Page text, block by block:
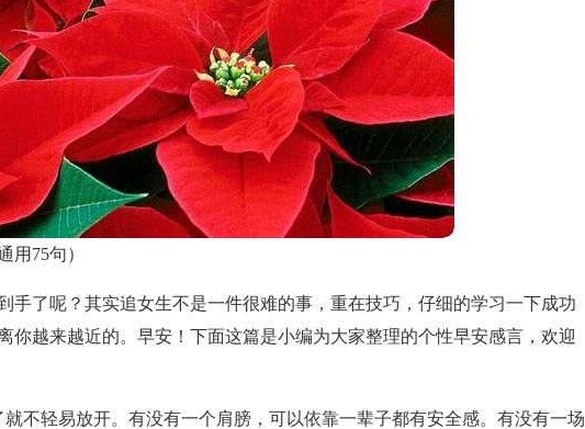
用75句）
手了呢？其实追女生不是一件很难的事，重在技巧，仔细的学习一下成功
你越来越近的。早安！下面这篇是小编为大家整理的个性早安感言，欢迎
不轻易放开。有没有一个肩膀，可以依靠一辈子都有安全感。有没有一场